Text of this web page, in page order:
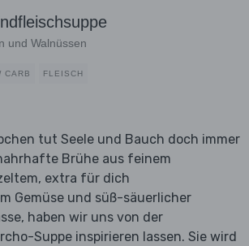
und Walnüssen
CARB FLEISCH
tut Seele und Bauch doch immer
Brühe aus feinem
extra für dich
Gemüse und süß-säuerlicher
haben wir uns von der
Suppe inspirieren lassen. Sie wird